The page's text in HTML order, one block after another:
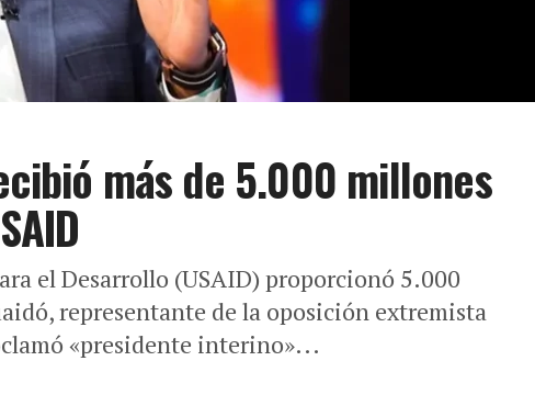
más de 5.000 millones
el Desarrollo (USAID) proporcionó 5.000
representante de la oposición extremista
«presidente interino»...